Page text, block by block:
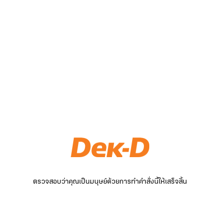
ตรวจสอบว่าคุณเป็นมนุษย์ด้วยการทำคำสั่งนี้ให้เสร็จสิ้น